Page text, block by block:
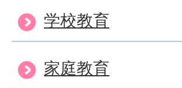
学校教育
家庭教育